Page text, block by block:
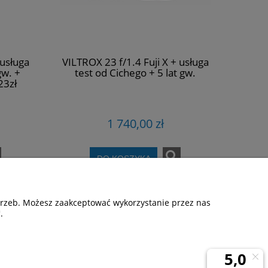
+
VILTROX 23 f/1.4 Fuji X + usługa
test od Cichego + 5 lat gw.
1 740,00 zł
DO KOSZYKA
Możesz zaakceptować wykorzystanie przez nas